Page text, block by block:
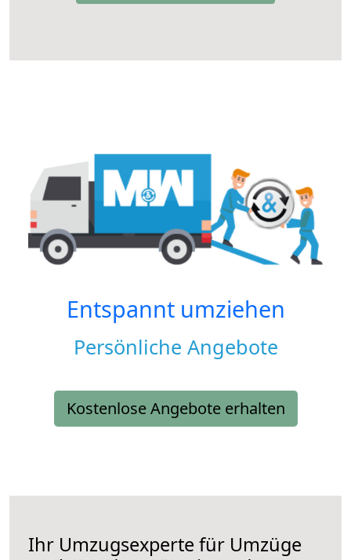
Entspannt umziehen
Persönliche Angebote
Kostenlose Angebote erhalten
Ihr Umzugsexperte für Umzüge